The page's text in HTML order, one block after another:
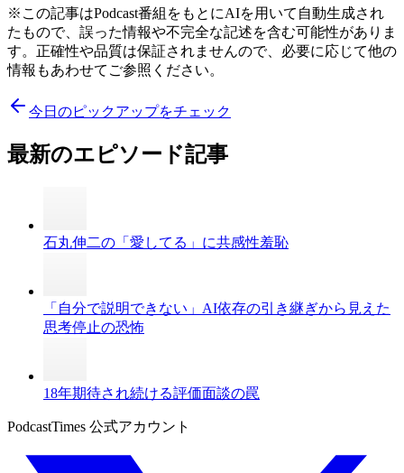
※この記事はPodcast番組をもとにAIを用いて自動生成され
たもので、誤った情報や不完全な記述を含む可能性がありま
す。正確性や品質は保証されませんので、必要に応じて他の
情報もあわせてご参照ください。
今日のピックアップをチェック
最新のエピソード記事
石丸伸二の「愛してる」に共感性羞恥
「自分で説明できない」AI依存の引き継ぎから見えた
思考停止の恐怖
18年期待され続ける評価面談の罠
PodcastTimes 公式アカウント